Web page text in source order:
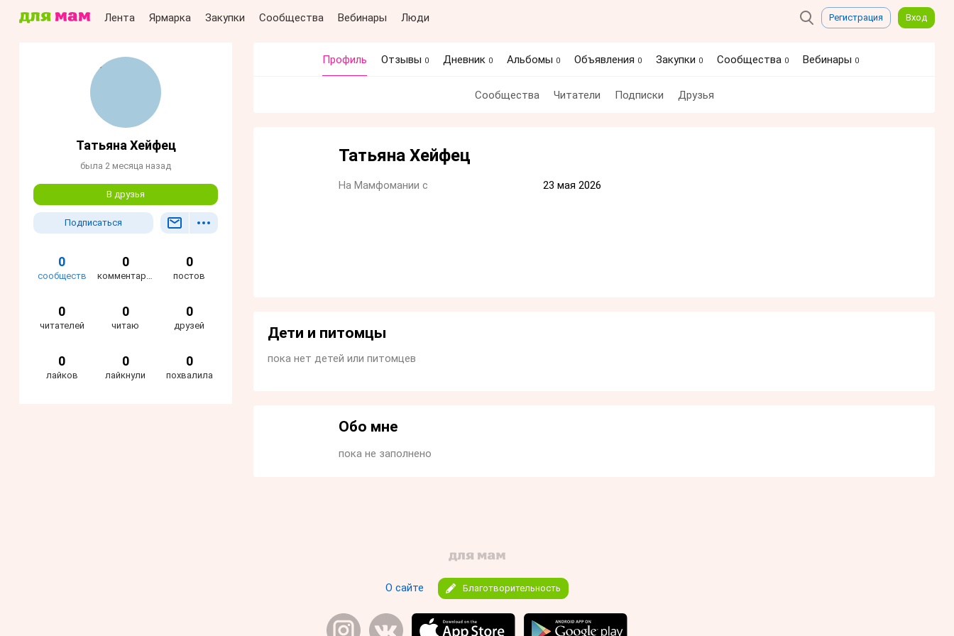
Лента Ярмарка Закупки Сообщества Вебинары Люди Регистрация Вход
Татьяна Хейфец
была 2 месяца назад
В друзья
Подписаться
0
сообществ
0
комментариев
0
постов
0
читателей
0
читаю
0
друзей
0
лайков
0
лайкнули
0
похвалила
Профиль Отзывы 0 Дневник 0 Альбомы 0 Объявления 0 Закупки 0 Сообщества 0 Вебинары 0
Сообщества Читатели Подписки Друзья
Татьяна Хейфец
На Мамфомании с 23 мая 2026
Дети и питомцы
пока нет детей или питомцев
Обо мне
пока не заполнено
О сайте Благотворительность